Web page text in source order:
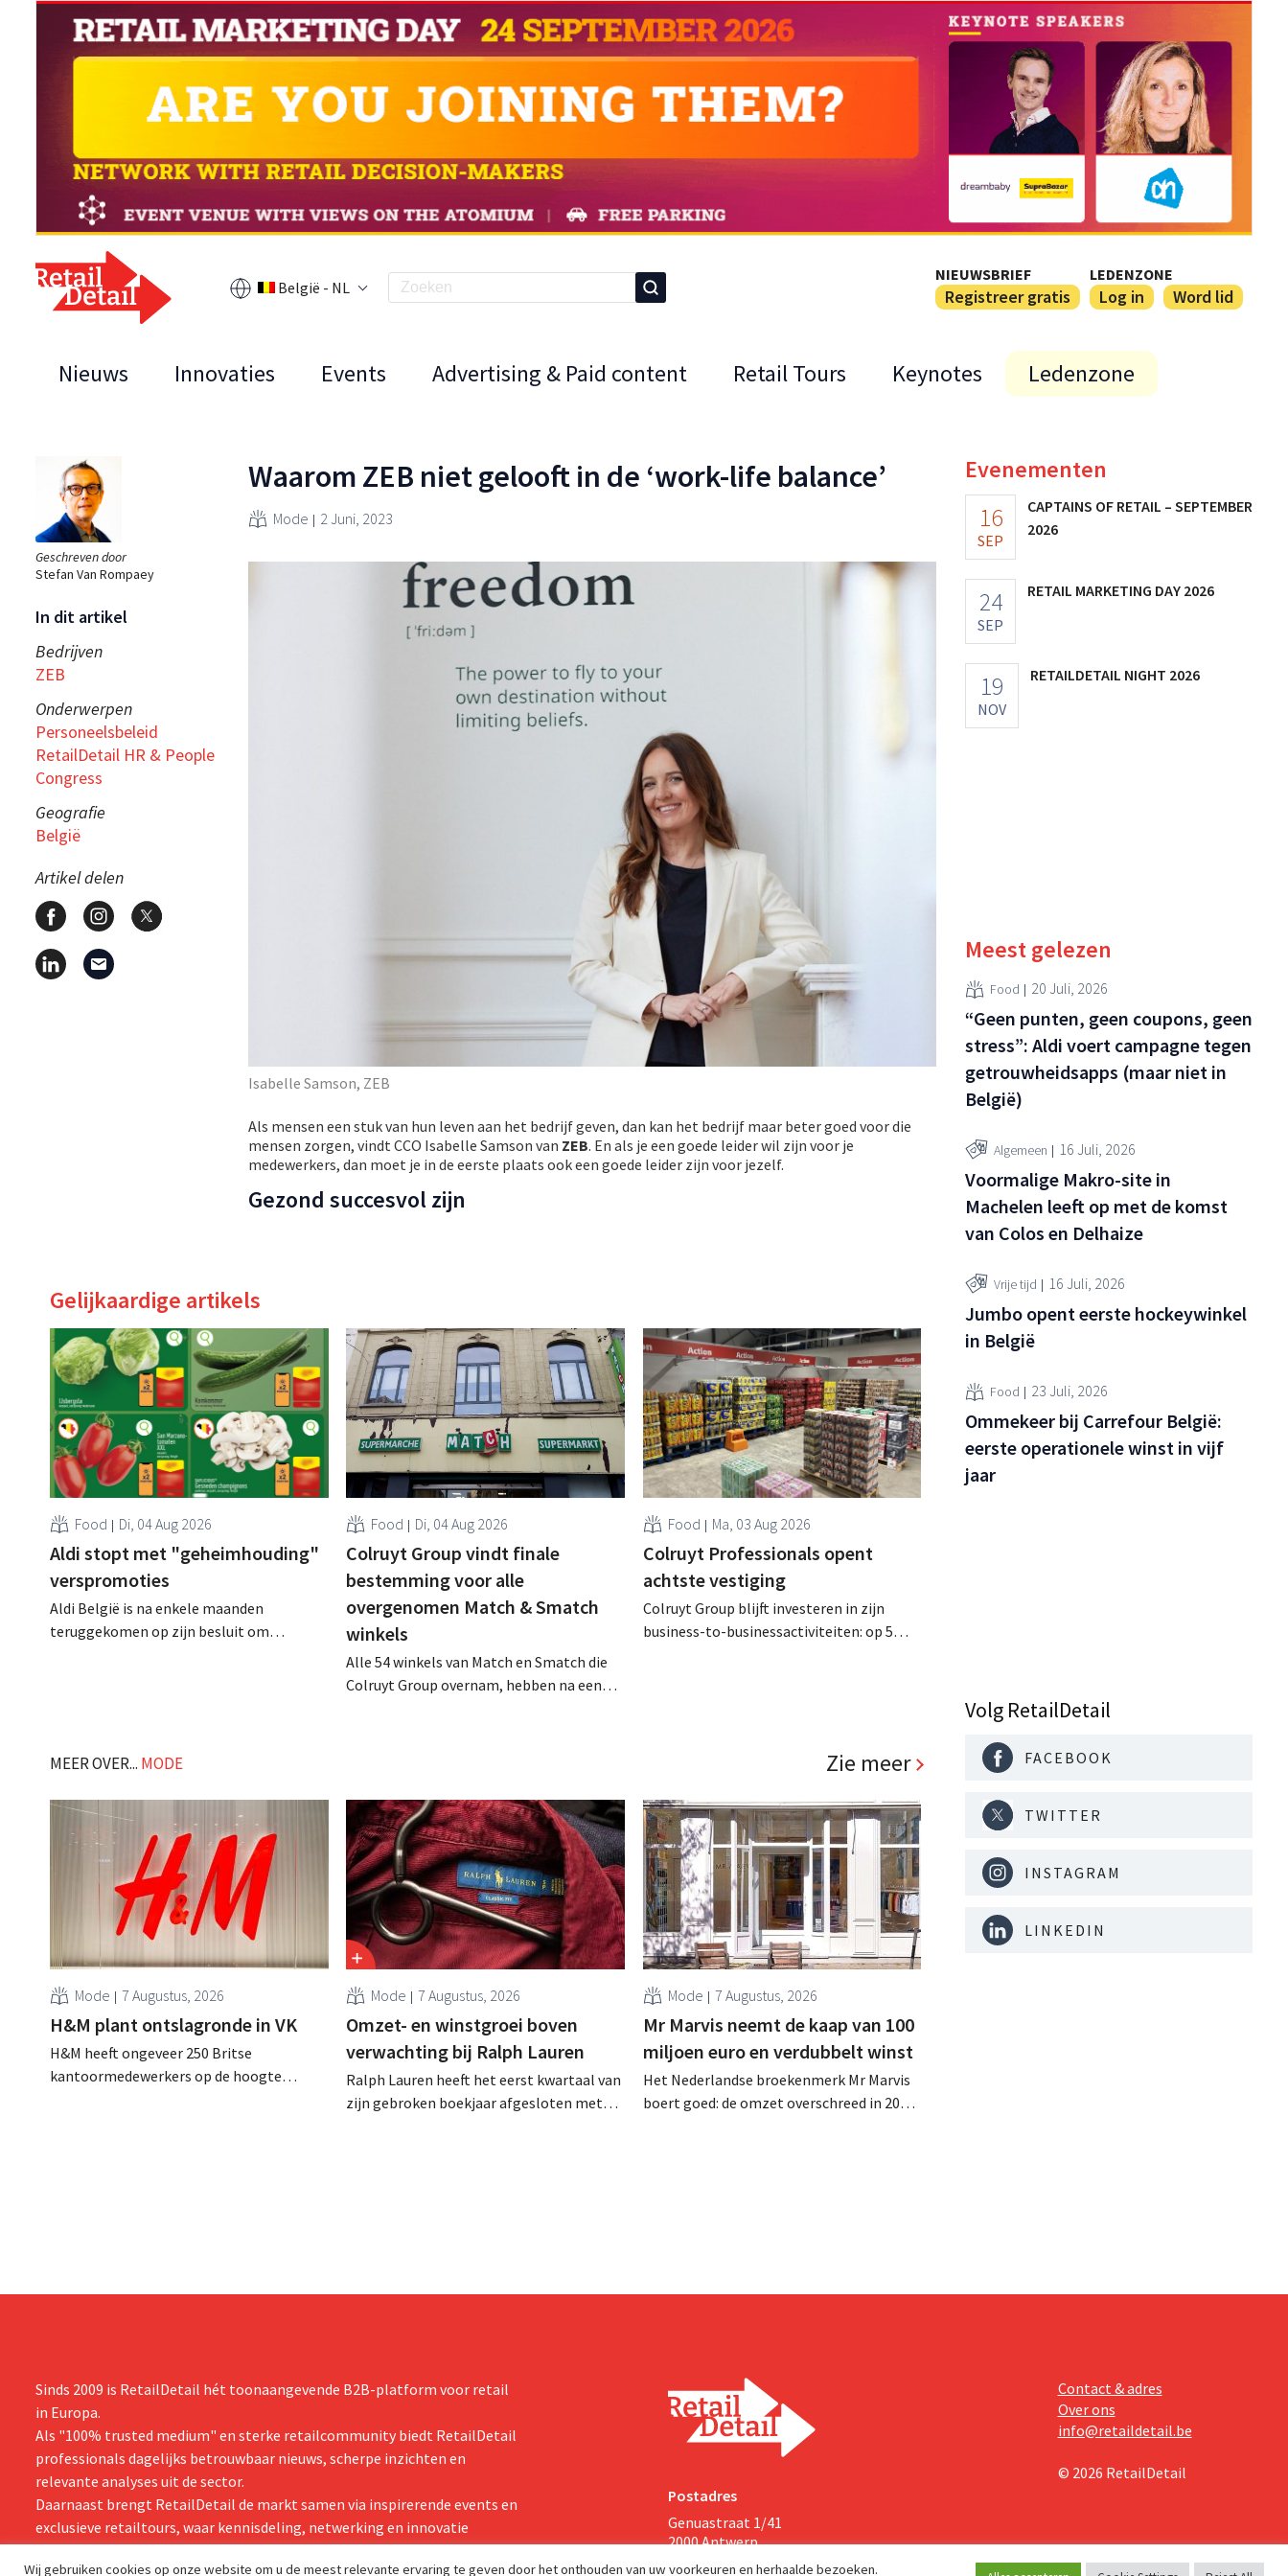
België - NL
NIEUWSBRIEF
Registreer gratis
LEDENZONE
Log in Word lid
Nieuws Innovaties Events Advertising & Paid content Retail Tours Keynotes Ledenzone
Geschreven door
Stefan Van Rompaey
In dit artikel
Bedrijven
ZEB
Onderwerpen
Personeelsbeleid
RetailDetail HR & People
Congress
Geografie
België
Artikel delen
Waarom ZEB niet gelooft in de ‘work-life balance’
Mode 2 Juni, 2023
Isabelle Samson, ZEB
Als mensen een stuk van hun leven aan het bedrijf geven, dan kan het bedrijf maar beter goed voor die
mensen zorgen, vindt CCO Isabelle Samson van ZEB. En als je een goede leider wil zijn voor je
medewerkers, dan moet je in de eerste plaats ook een goede leider zijn voor jezelf.
Gezond succesvol zijn
Gelijkaardige artikels
Food Di, 04 Aug 2026
Aldi stopt met "geheimhouding"
verspromoties
Aldi België is na enkele maanden
teruggekomen op zijn besluit om
Food Di, 04 Aug 2026
Colruyt Group vindt finale
bestemming voor alle
overgenomen Match & Smatch
winkels
Alle 54 winkels van Match en Smatch die
Colruyt Group overnam, hebben na een
Food Ma, 03 Aug 2026
Colruyt Professionals opent
achtste vestiging
Colruyt Group blijft investeren in zijn
business-to-businessactiviteiten: op 5
MEER OVER... MODE Zie meer
Mode 7 Augustus, 2026
H&M plant ontslagronde in VK
H&M heeft ongeveer 250 Britse
kantoormedewerkers op de hoogte
Mode 7 Augustus, 2026
Omzet- en winstgroei boven
verwachting bij Ralph Lauren
Ralph Lauren heeft het eerst kwartaal van
zijn gebroken boekjaar afgesloten met
Mode 7 Augustus, 2026
Mr Marvis neemt de kaap van 100
miljoen euro en verdubbelt winst
Het Nederlandse broekenmerk Mr Marvis
boert goed: de omzet overschreed in 2025
Evenementen
16
SEP
CAPTAINS OF RETAIL – SEPTEMBER
2026
24
SEP
RETAIL MARKETING DAY 2026
19
NOV
RETAILDETAIL NIGHT 2026
Meest gelezen
Food 20 Juli, 2026
“Geen punten, geen coupons, geen
stress”: Aldi voert campagne tegen
getrouwheidsapps (maar niet in
België)
Algemeen 16 Juli, 2026
Voormalige Makro-site in
Machelen leeft op met de komst
van Colos en Delhaize
Vrije tijd 16 Juli, 2026
Jumbo opent eerste hockeywinkel
in België
Food 23 Juli, 2026
Ommekeer bij Carrefour België:
eerste operationele winst in vijf
jaar
Volg RetailDetail
FACEBOOK
TWITTER
INSTAGRAM
LINKEDIN
Sinds 2009 is RetailDetail hét toonaangevende B2B-platform voor retail
in Europa.
Als "100% trusted medium" en sterke retailcommunity biedt RetailDetail
professionals dagelijks betrouwbaar nieuws, scherpe inzichten en
relevante analyses uit de sector.
Daarnaast brengt RetailDetail de markt samen via inspirerende events en
exclusieve retailtours, waar kennisdeling, netwerking en innovatie
centraal staan.
Postadres
Genuastraat 1/41
2000 Antwerp
Contact & adres
Over ons
info@retaildetail.be
© 2026 RetailDetail
Wij gebruiken cookies op onze website om u de meest relevante ervaring te geven door het onthouden van uw voorkeuren en herhaalde bezoeken.